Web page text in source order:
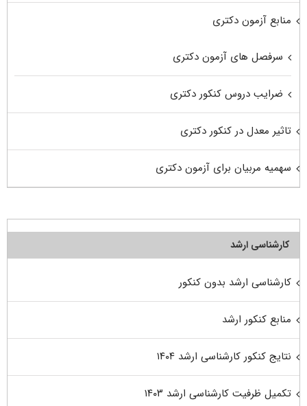
منابع آزمون دکتری
سرفصل های آزمون دکتری
ضرایب دروس کنکور دکتری
تاثیر معدل در کنکور دکتری
سهمیه مربیان برای آزمون دکتری
کارشناسی ارشد
کارشناسی ارشد بدون کنکور
منابع کنکور ارشد
نتایج کنکور کارشناسی ارشد ۱۴۰۴
تکمیل ظرفیت کارشناسی ارشد ۱۴۰۳